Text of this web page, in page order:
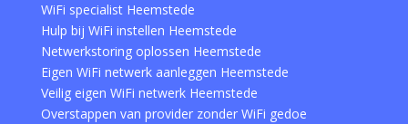
WiFi specialist Heemstede
Hulp bij WiFi instellen Heemstede
Netwerkstoring oplossen Heemstede
Eigen WiFi netwerk aanleggen Heemstede
Veilig eigen WiFi netwerk Heemstede
Overstappen van provider zonder WiFi gedoe